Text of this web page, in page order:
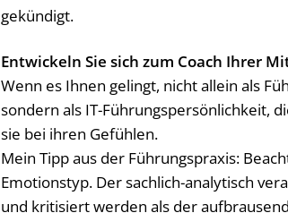
gekündigt.
Entwickeln Sie sich zum Coach Ihrer
Wenn es Ihnen gelingt, nicht allein als
sondern als IT-Führungspersönlichkeit,
sie bei ihren Gefühlen.
Mein Tipp aus der Führungspraxis:
Emotionstyp. Der sachlich-analytisch
und kritisiert werden als der